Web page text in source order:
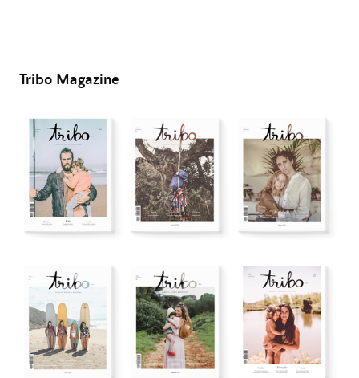
Tribo Magazine